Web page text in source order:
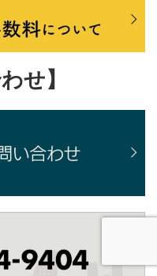
せ】